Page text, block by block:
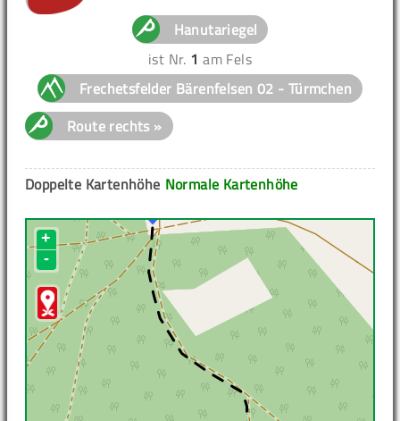
Hanutariegel
ist Nr. 1 am Fels
Frechetsfelder Bärenfelsen 02 - Türmchen
Route rechts »
Normale Kartenhöhe
Doppelte Kartenhöhe
+
-